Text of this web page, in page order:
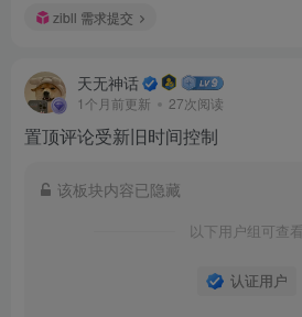
zibll 需求提交
天无神话
1个月前更新 27次阅读
置顶评论受新旧时间控制
该板块内容已隐藏
以下用户组可查看
认证用户